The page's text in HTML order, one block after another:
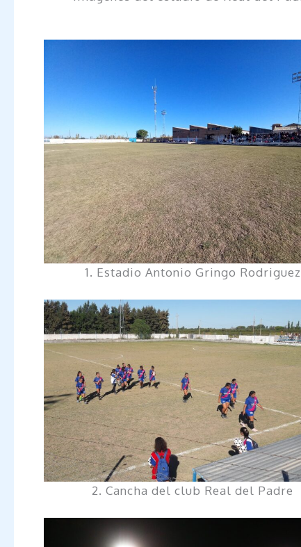
1. Estadio Antonio Gringo Rodriguez
2. Cancha del club Real del Padre